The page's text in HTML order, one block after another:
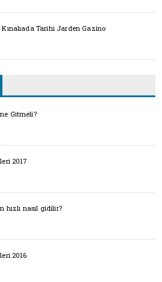
Tarihi Jarden Gazino
Gitmeli?
2017
hızlı nasıl gidilir?
2016